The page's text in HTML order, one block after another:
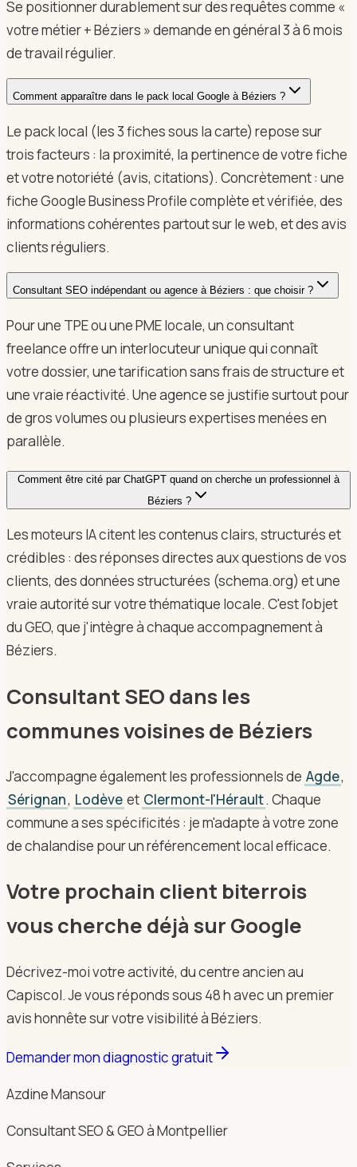
Se positionner durablement sur des requêtes comme «
votre métier + Béziers » demande en général 3 à 6 mois
de travail régulier.
Comment apparaître dans le pack local Google à Béziers ?
Le pack local (les 3 fiches sous la carte) repose sur
trois facteurs : la proximité, la pertinence de votre fiche
et votre notoriété (avis, citations). Concrètement : une
fiche Google Business Profile complète et vérifiée, des
informations cohérentes partout sur le web, et des avis
clients réguliers.
Consultant SEO indépendant ou agence à Béziers : que choisir ?
Pour une TPE ou une PME locale, un consultant
freelance offre un interlocuteur unique qui connaît
votre dossier, une tarification sans frais de structure et
une vraie réactivité. Une agence se justifie surtout pour
de gros volumes ou plusieurs expertises menées en
parallèle.
Comment être cité par ChatGPT quand on cherche un professionnel à
Béziers ?
Les moteurs IA citent les contenus clairs, structurés et
crédibles : des réponses directes aux questions de vos
clients, des données structurées (schema.org) et une
vraie autorité sur votre thématique locale. C'est l'objet
du GEO, que j'intègre à chaque accompagnement à
Béziers.
Consultant SEO dans les
communes voisines de Béziers
J'accompagne également les professionnels de Agde,
Sérignan, Lodève et Clermont-l'Hérault. Chaque
commune a ses spécificités : je m'adapte à votre zone
de chalandise pour un référencement local efficace.
Votre prochain client biterrois
vous cherche déjà sur Google
Décrivez-moi votre activité, du centre ancien au
Capiscol. Je vous réponds sous 48 h avec un premier
avis honnête sur votre visibilité à Béziers.
Demander mon diagnostic gratuit
Azdine Mansour
Consultant SEO & GEO à Montpellier